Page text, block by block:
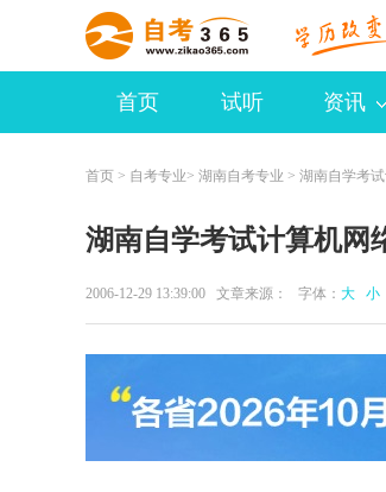
首页 试听 资讯
首页 > 自考专业> 湖南自考专业 > 湖南自学考
湖南自学考试计算机网
2006-12-29 13:39:00 文章来源： 字体： 大 小